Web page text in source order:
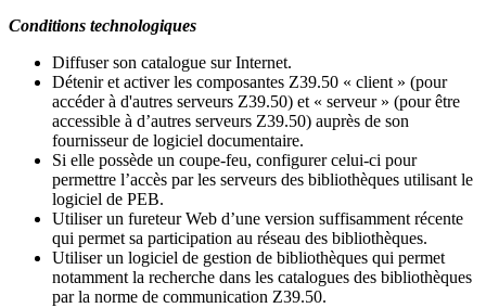
Conditions technologiques
Diffuser son catalogue sur Internet.
Détenir et activer les composantes Z39.50 « client » (pour
accéder à d'autres serveurs Z39.50) et « serveur » (pour être
accessible à d’autres serveurs Z39.50) auprès de son
fournisseur de logiciel documentaire.
Si elle possède un coupe-feu, configurer celui-ci pour
permettre l’accès par les serveurs des bibliothèques utilisant le
logiciel de PEB.
Utiliser un fureteur Web d’une version suffisamment récente
qui permet sa participation au réseau des bibliothèques.
Utiliser un logiciel de gestion de bibliothèques qui permet
notamment la recherche dans les catalogues des bibliothèques
par la norme de communication Z39.50.